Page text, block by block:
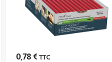
0,78 € TTC